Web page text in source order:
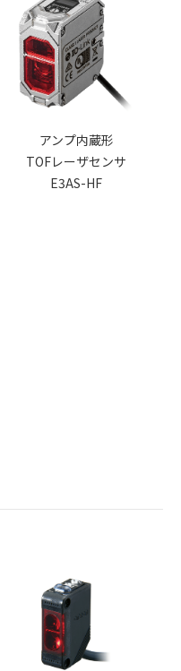
アンプ内蔵形
TOFレーザセンサ
E3AS-HF